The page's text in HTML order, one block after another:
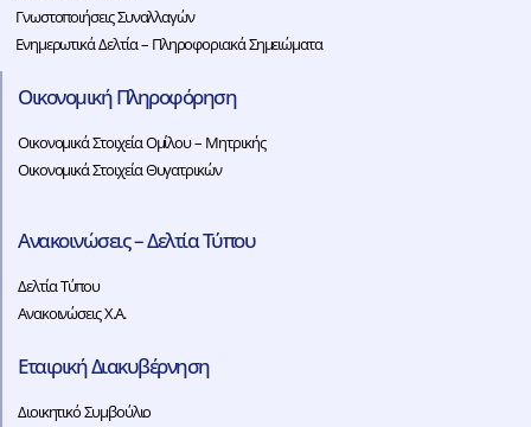
Γνωστοποιήσεις Συναλλαγών
Ενημερωτικά Δελτία – Πληροφοριακά Σημειώματα
Οικονομική Πληροφόρηση
Οικονομικά Στοιχεία Ομίλου – Μητρικής
Οικονομικά Στοιχεία Θυγατρικών
Ανακοινώσεις – Δελτία Τύπου
Δελτία Τύπου
Ανακοινώσεις Χ.Α.
Εταιρική Διακυβέρνηση
Διοικητικό Συμβούλιο